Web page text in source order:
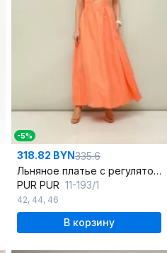
-5%
318.82 BYN335.6
Льняное платье с регуляторами, фигурным вырезом и А-силуэтом
PUR PUR 11-193/1
42, 44, 46
В корзину